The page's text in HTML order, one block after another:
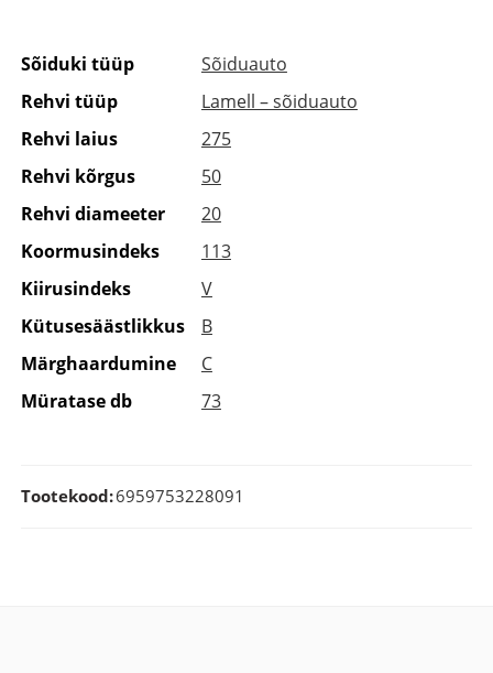
Sõiduki tüüp
Sõiduauto
Rehvi tüüp
Lamell – sõiduauto
Rehvi laius
275
Rehvi kõrgus
50
Rehvi diameeter
20
Koormusindeks
113
Kiirusindeks
V
Kütusesäästlikkus
B
Märghaardumine
C
Müratase db
73
Tootekood:6959753228091